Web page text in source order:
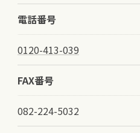
電話番号
0120-413-039
FAX番号
082-224-5032